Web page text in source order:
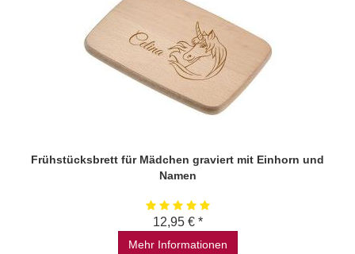
Frühstücksbrett für Mädchen graviert mit Einhorn und
Namen
12,95 € *
Mehr Informationen